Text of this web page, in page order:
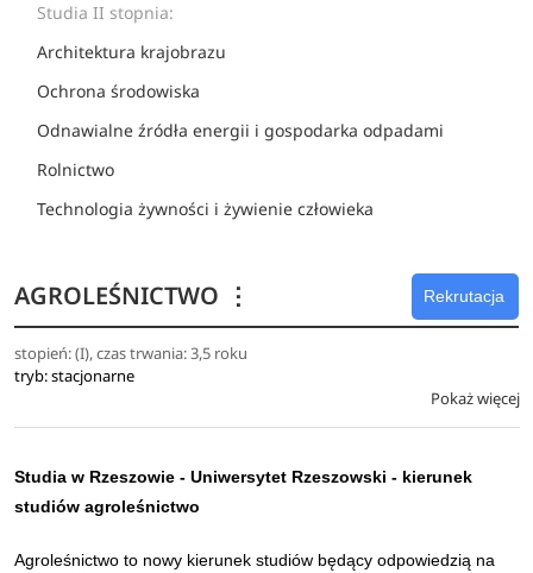
AGROLEŚNICTWO ⋮ Rekrutacja
stopień: (I), czas trwania: 3,5 roku
tryb: stacjonarne
Pokaż więcej
Studia w Rzeszowie - Uniwersytet Rzeszowski - kierunek
studiów agroleśnictwo
Agroleśnictwo to nowy kierunek studiów będący odpowiedzią na
Studia II stopnia:
Architektura krajobrazu
Ochrona środowiska
Odnawialne źródła energii i gospodarka odpadami
Rolnictwo
Technologia żywności i żywienie człowieka